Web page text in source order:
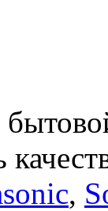
,